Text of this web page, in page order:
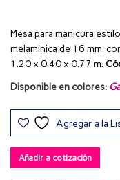
Mesa para manicura
melaminica de 16 mm.
1.20 x 0.40 x 0.77 m.
Disponible en colores:
Agregar a la
Añadir a cotización